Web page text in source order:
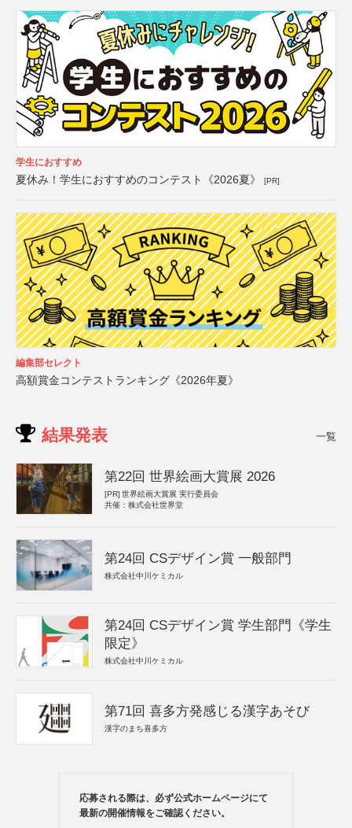
学生におすすめ
夏休み！学生におすすめのコンテスト《2026夏》 [PR]
編集部セレクト
高額賞金コンテストランキング《2026年夏》
結果発表 一覧
第22回 世界絵画大賞展 2026
[PR] 世界絵画大賞展 実行委員会
共催：株式会社世界堂
第24回 CSデザイン賞 一般部門
株式会社中川ケミカル
第24回 CSデザイン賞 学生部門《学生
限定》
株式会社中川ケミカル
第71回 喜多方発感じる漢字あそび
漢字のまち喜多方
応募される際は、必ず公式ホームページにて
最新の開催情報をご確認ください。